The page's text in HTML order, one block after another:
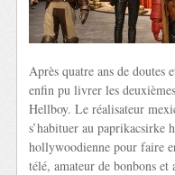
Après quatre ans de doutes
enfin pu livrer les
Hellboy. Le réalisateur
s’habituer au
hollywoodienne pour faire
télé, amateur de bonbons et